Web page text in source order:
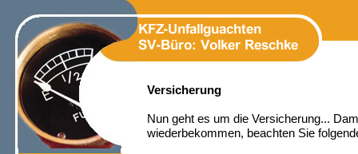
Versicherung
Nun geht es um die Versicherung...
wiederbekommen, beachten Sie